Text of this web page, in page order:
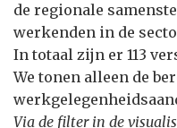
de regionale
werkenden in de
In totaal zijn er 113
We tonen alleen de
Via de filter in de